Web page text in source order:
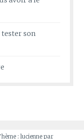
tester son
: lucienne par